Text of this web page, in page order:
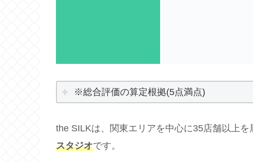
※総合評価の算定根拠(5点満点)
the SILKは、関東エリアを中心に35店舗以上を
スタジオです。